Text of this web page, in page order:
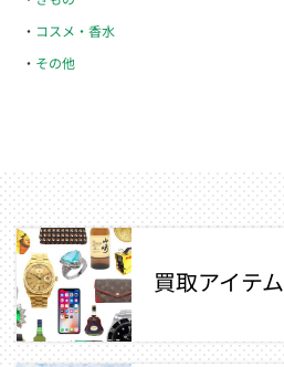
コスメ・香水
その他
買取アイテム